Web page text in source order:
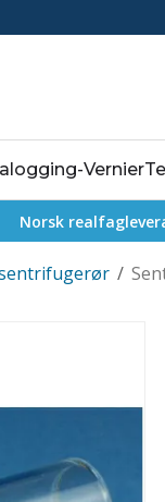
Vernier
Norsk
/